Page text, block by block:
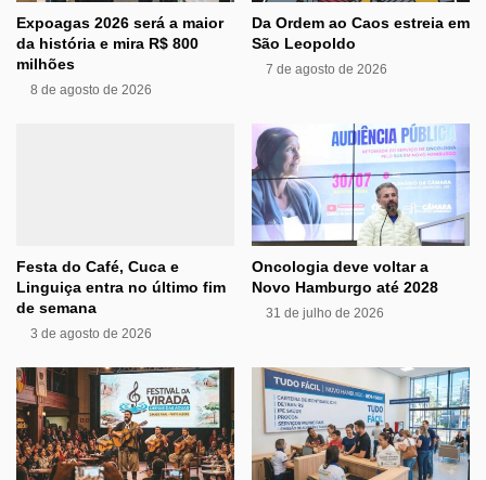
Expoagas 2026 será a maior
da história e mira R$ 800
milhões
8 de agosto de 2026
Da Ordem ao Caos estreia em
São Leopoldo
7 de agosto de 2026
Festa do Café, Cuca e
Linguiça entra no último fim
de semana
3 de agosto de 2026
Oncologia deve voltar a
Novo Hamburgo até 2028
31 de julho de 2026